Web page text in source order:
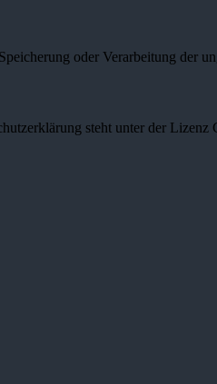
oder Verarbeitung der
steht unter der Lizenz